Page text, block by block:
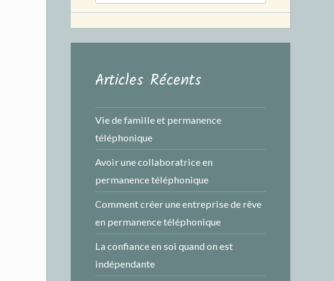
Articles Récents
Vie de famille et permanence
téléphonique
Avoir une collaboratrice en
permanence téléphonique
Comment créer une entreprise de rêve
en permanence téléphonique
La confiance en soi quand on est
indépendante